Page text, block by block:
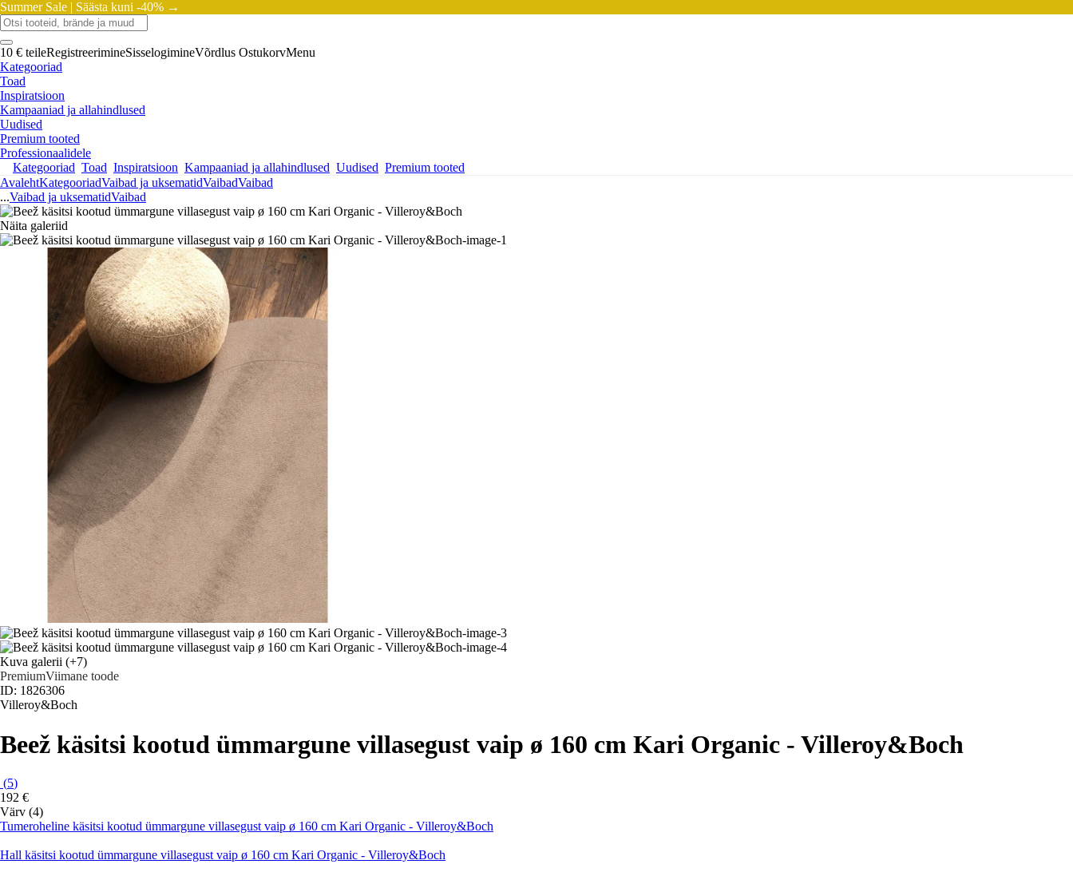
Summer Sale | Säästa kuni -40% →
10 € teileRegistreerimineSisselogimineVõrdlus OstukorvMenu
Kategooriad
Toad
Inspiratsioon
Kampaaniad ja allahindlused
Uudised
Premium tooted
Professionaalidele
Kategooriad Toad Inspiratsioon Kampaaniad ja allahindlused Uudised Premium tooted
AvalehtKategooriadVaibad ja uksematidVaibadVaibad
...Vaibad ja uksematidVaibad
Näita galeriid
Kuva galerii (+7)
PremiumViimane toode
ID: 1826306
Villeroy&Boch
Beež käsitsi kootud ümmargune villasegust vaip ø 160 cm Kari Organic - Villeroy&Boch
(5)
192 €
Värv (4)
Tumeroheline käsitsi kootud ümmargune villasegust vaip ø 160 cm Kari Organic - Villeroy&Boch
Hall käsitsi kootud ümmargune villasegust vaip ø 160 cm Kari Organic - Villeroy&Boch